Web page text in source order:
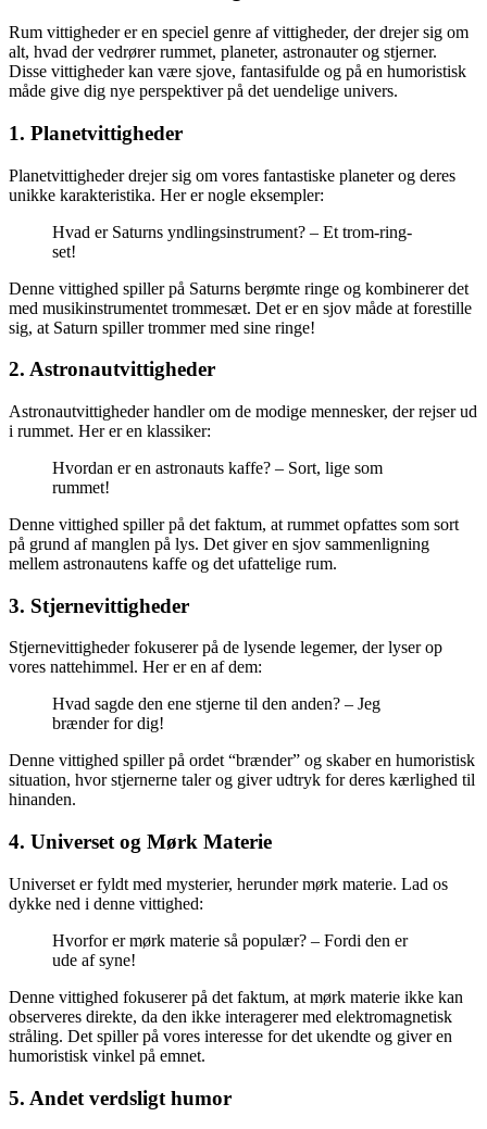
Rum vittigheder er en speciel genre af vittigheder, der drejer sig om
alt, hvad der vedrører rummet, planeter, astronauter og stjerner.
Disse vittigheder kan være sjove, fantasifulde og på en humoristisk
måde give dig nye perspektiver på det uendelige univers.
1. Planetvittigheder
Planetvittigheder drejer sig om vores fantastiske planeter og deres
unikke karakteristika. Her er nogle eksempler:
Hvad er Saturns yndlingsinstrument? – Et trom-ring-
set!
Denne vittighed spiller på Saturns berømte ringe og kombinerer det
med musikinstrumentet trommesæt. Det er en sjov måde at forestille
sig, at Saturn spiller trommer med sine ringe!
2. Astronautvittigheder
Astronautvittigheder handler om de modige mennesker, der rejser ud
i rummet. Her er en klassiker:
Hvordan er en astronauts kaffe? – Sort, lige som
rummet!
Denne vittighed spiller på det faktum, at rummet opfattes som sort
på grund af manglen på lys. Det giver en sjov sammenligning
mellem astronautens kaffe og det ufattelige rum.
3. Stjernevittigheder
Stjernevittigheder fokuserer på de lysende legemer, der lyser op
vores nattehimmel. Her er en af dem:
Hvad sagde den ene stjerne til den anden? – Jeg
brænder for dig!
Denne vittighed spiller på ordet “brænder” og skaber en humoristisk
situation, hvor stjernerne taler og giver udtryk for deres kærlighed til
hinanden.
4. Universet og Mørk Materie
Universet er fyldt med mysterier, herunder mørk materie. Lad os
dykke ned i denne vittighed:
Hvorfor er mørk materie så populær? – Fordi den er
ude af syne!
Denne vittighed fokuserer på det faktum, at mørk materie ikke kan
observeres direkte, da den ikke interagerer med elektromagnetisk
stråling. Det spiller på vores interesse for det ukendte og giver en
humoristisk vinkel på emnet.
5. Andet verdsligt humor